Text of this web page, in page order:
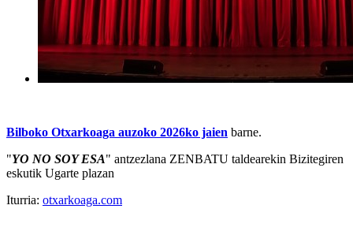
Bilboko Otxarkoaga auzoko 2026ko jaien barne.
"YO NO SOY ESA" antzezlana ZENBATU taldearekin Bizitegiren
eskutik Ugarte plazan
Iturria: otxarkoaga.com